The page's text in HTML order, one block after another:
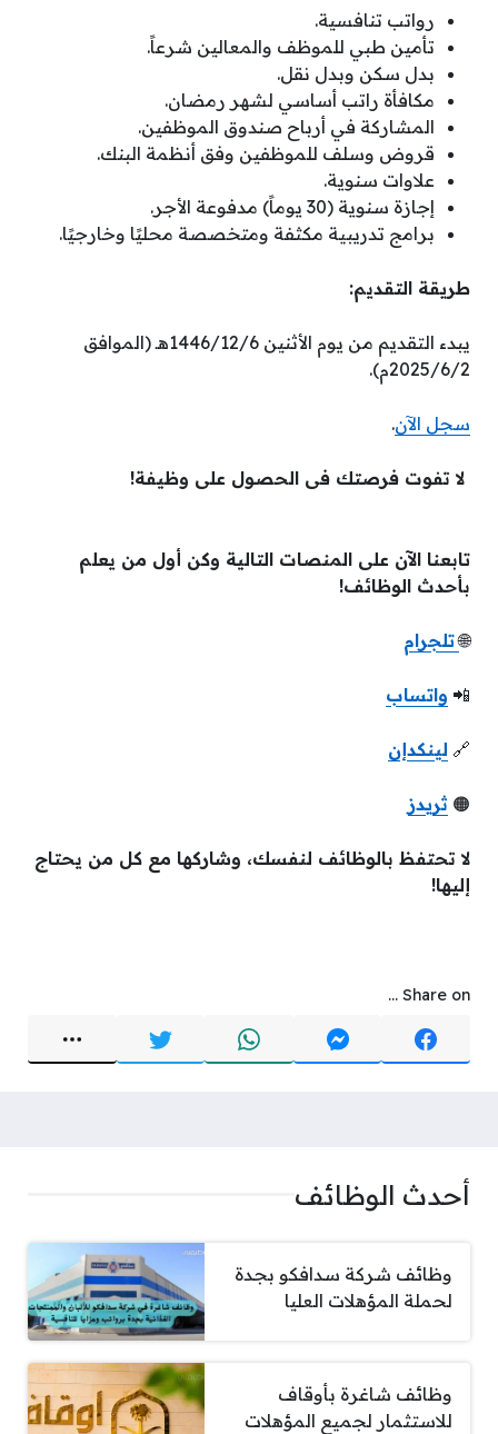
رواتب تنافسية.
تأمين طبي للموظف والمعالين شرعاً.
بدل سكن وبدل نقل.
مكافأة راتب أساسي لشهر رمضان.
المشاركة في أرباح صندوق الموظفين.
قروض وسلف للموظفين وفق أنظمة البنك.
علاوات سنوية.
إجازة سنوية (30 يوماً) مدفوعة الأجر.
برامج تدريبية مكثفة ومتخصصة محليًا وخارجيًا.
طريقة التقديم:
يبدء التقديم من يوم الأثنين 1446/12/6هـ (الموافق
2025/6/2م).
سجل الآن.
لا تفوت فرصتك فى الحصول على وظيفة!
تابعنا الآن على المنصات التالية وكن أول من يعلم
بأحدث الوظائف!
🌐 تلجرام
📲 واتساب
🔗 لينكدإن
🟠 ثريدز
لا تحتفظ بالوظائف لنفسك، وشاركها مع كل من يحتاج
إليها!
Share on ...
أحدث الوظائف
وظائف شركة سدافكو بجدة
لحملة المؤهلات العليا
وظائف شاغرة بأوقاف
للاستثمار لجميع المؤهلات